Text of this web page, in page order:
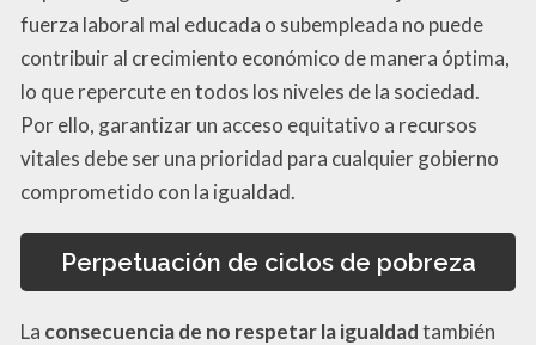
fuerza laboral mal educada o subempleada no puede
contribuir al crecimiento económico de manera óptima,
lo que repercute en todos los niveles de la sociedad.
Por ello, garantizar un acceso equitativo a recursos
vitales debe ser una prioridad para cualquier gobierno
comprometido con la igualdad.
Perpetuación de ciclos de pobreza
La consecuencia de no respetar la igualdadtambién